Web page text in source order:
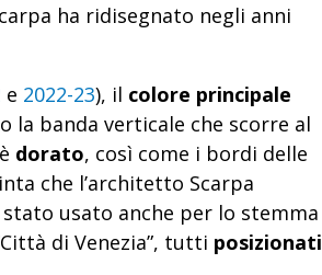
ha ridisegnato negli anni
e 2022-23), il colore principale
la banda verticale che scorre al
dorato, così come i bordi delle
che l’architetto Scarpa
usato anche per lo stemma
di Venezia”, tutti posizionati